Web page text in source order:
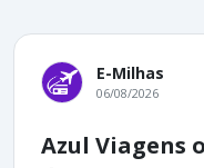
E-Milhas
06/08/2026
Azul Viagens